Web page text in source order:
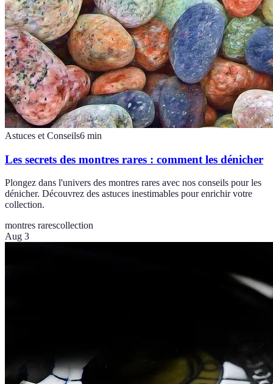
Astuces et Conseils6 min
Les secrets des montres rares : comment les dénicher
Plongez dans l'univers des montres rares avec nos conseils pour les
dénicher. Découvrez des astuces inestimables pour enrichir votre
collection.
montres rarescollection
Aug 3